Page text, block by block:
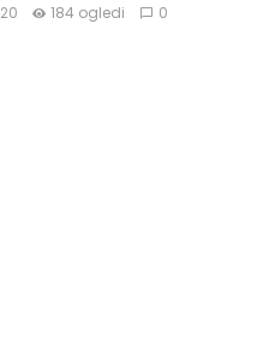
184 ogledi 0